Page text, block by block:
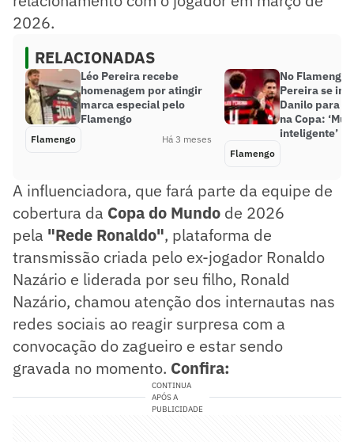
2026.
RELACIONADAS
Léo Pereira recebe
homenagem por atingir
marca especial pelo
Flamengo
Flamengo Há 3 meses
No Flamengo,
Pereira se
Danilo para
na Copa:
inteligente’
Flamengo
A influenciadora, que fará parte da equipe de
cobertura da Copa do Mundo de 2026
pela "Rede Ronaldo", plataforma de
transmissão criada pelo ex-jogador Ronaldo
Nazário e liderada por seu filho, Ronald
Nazário, chamou atenção dos internautas nas
redes sociais ao reagir surpresa com a
convocação do zagueiro e estar sendo
gravada no momento. Confira:
CONTINUA
APÓS A
PUBLICIDADE